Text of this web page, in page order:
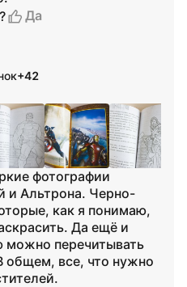
Да
+42
фотографии
и Альтрона. Черно-
как я понимаю,
Да ещё и
можно перечитывать
общем, все, что нужно